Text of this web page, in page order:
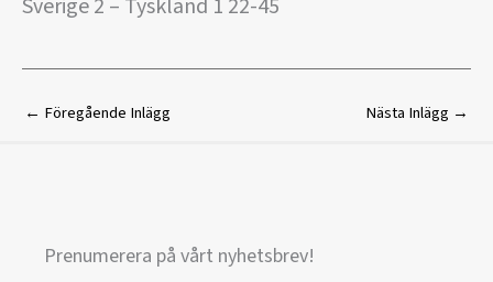
Sverige 2 – Tyskland 1 22-45
← Föregående Inlägg Nästa Inlägg →
Prenumerera på vårt nyhetsbrev!